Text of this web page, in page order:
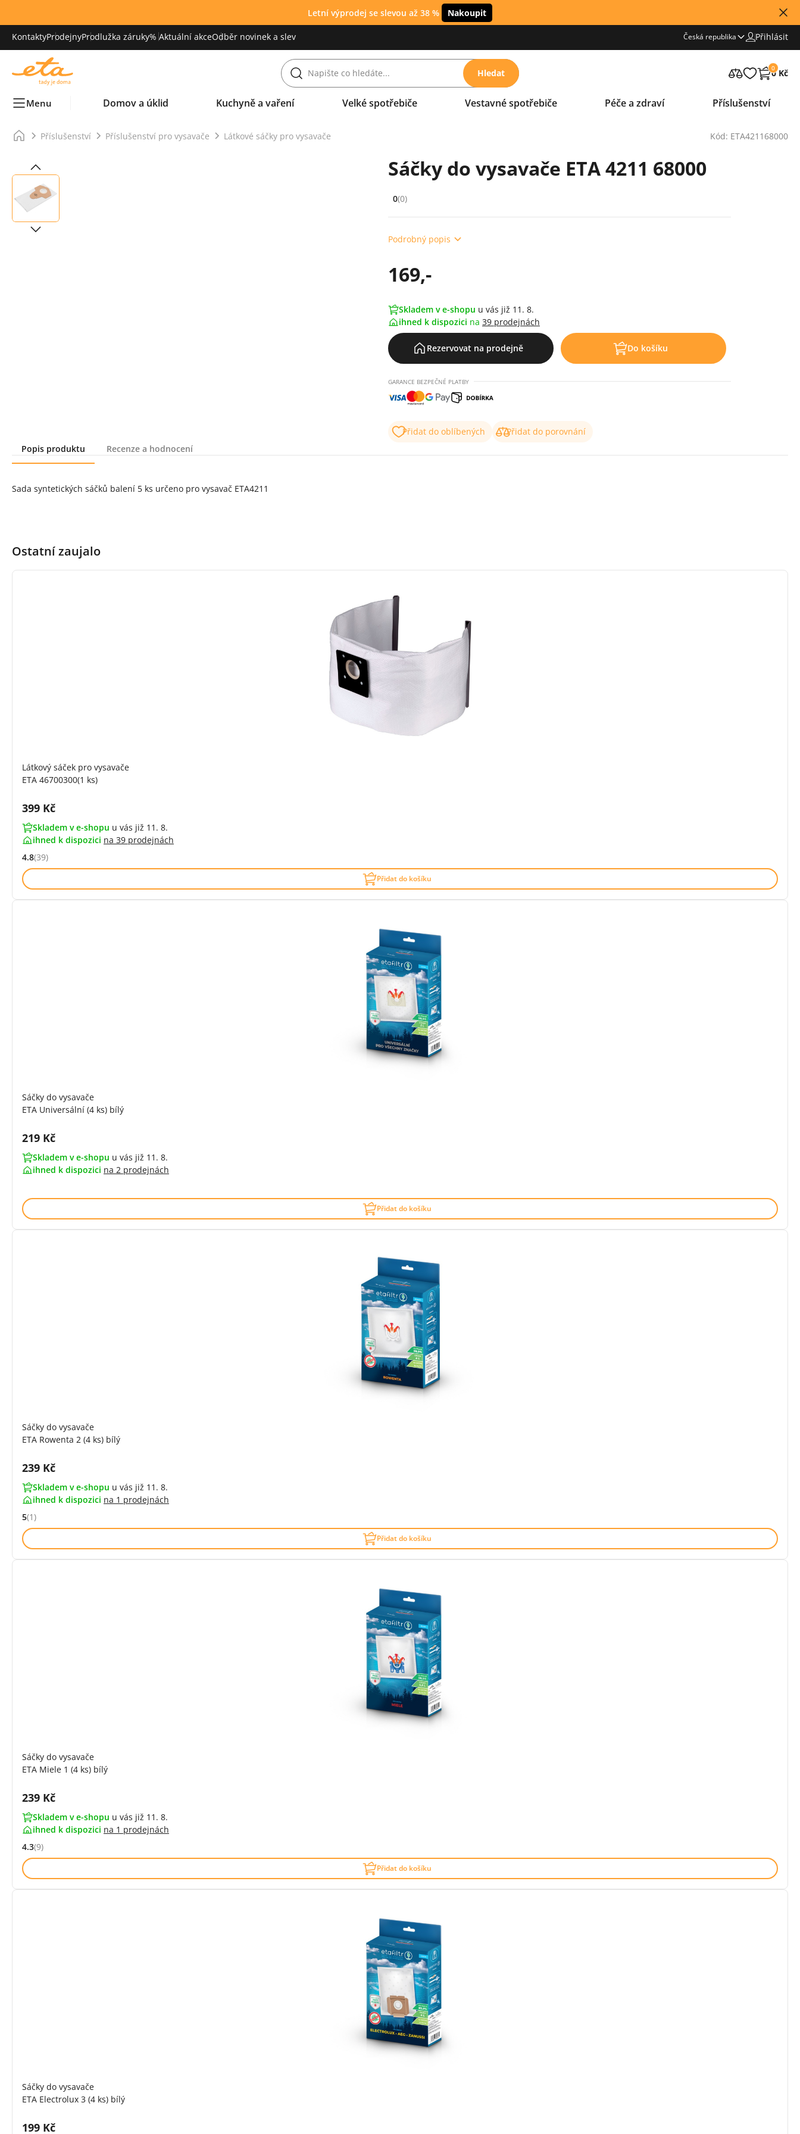
Letní výprodej se slevou až 38 % Nakoupit
KontaktyProdejnyProdlužka záruky% Aktuální akceOdběr novinek a slev Česká republika Přihlásit
Hledat 0
0 Kč
Menu Domov a úklid Kuchyně a vaření Velké spotřebiče Vestavné spotřebiče Péče a zdraví Příslušenství
Příslušenství Příslušenství pro vysavače Látkové sáčky pro vysavače Kód: ETA421168000
Sáčky do vysavače ETA 4211 68000
Hodnocení: 0 z 5 (0 recenzí)
0(0)
Podrobný popis
169,-
Skladem v e-shopu u vás již 11. 8.
ihned k dispozici na 39 prodejnách
Rezervovat na prodejně Do košíku
GARANCE BEZPEČNÉ PLATBY
Přidat do oblíbených
Přidat do porovnání
Popis produktu
Recenze a hodnocení
Popis produktu
Sada syntetických sáčků balení 5 ks určeno pro vysavač ETA4211
Ostatní zaujalo
Látkový sáček pro vysavače
ETA 46700300(1 ks)
Cena s DPH:
399 Kč
Skladem v e-shopu u vás již 11. 8.
ihned k dispozici na 39 prodejnách
Hodnocení: 4.8 z 5 (39 recenzí)
4.8(39)
Přidat do košíku
Sáčky do vysavače
ETA Universální (4 ks) bílý
Cena s DPH:
219 Kč
Skladem v e-shopu u vás již 11. 8.
ihned k dispozici na 2 prodejnách
Přidat do košíku
Sáčky do vysavače
ETA Rowenta 2 (4 ks) bílý
Cena s DPH:
239 Kč
Skladem v e-shopu u vás již 11. 8.
ihned k dispozici na 1 prodejnách
Hodnocení: 5 z 5 (1 recenzí)
5(1)
Přidat do košíku
Sáčky do vysavače
ETA Miele 1 (4 ks) bílý
Cena s DPH:
239 Kč
Skladem v e-shopu u vás již 11. 8.
ihned k dispozici na 1 prodejnách
Hodnocení: 4.3 z 5 (9 recenzí)
4.3(9)
Přidat do košíku
Sáčky do vysavače
ETA Electrolux 3 (4 ks) bílý
Cena s DPH:
199 Kč